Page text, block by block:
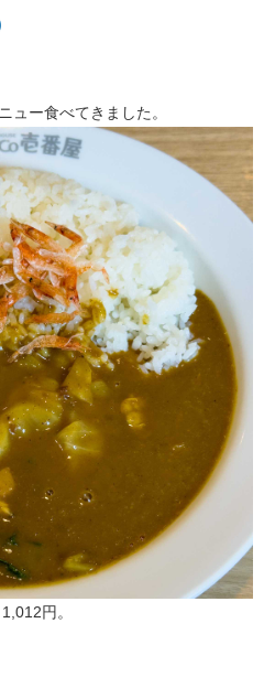
ュー食べてきました。
円。